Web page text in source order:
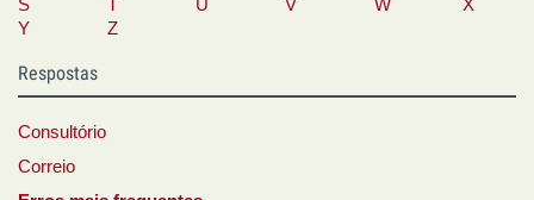
S
T U V W
X
Y
Z
Respostas
Consultório
Correio